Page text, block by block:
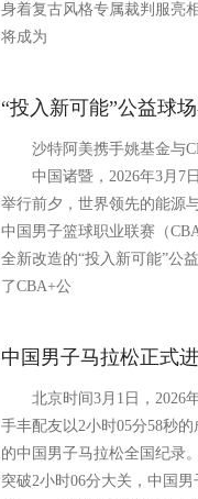
身着复古风格专属裁判服
将成为
“投入新可能”公益球
沙特阿美携手姚基金与
中国诸暨，2026年3月7
举行前夕，世界领先的能源
中国男子篮球职业联赛（
全新改造的“投入新可能”
了CBA+公
中国男子马拉松正式
北京时间3月1日，2026
手丰配友以2小时05分58秒
的中国男子马拉松全国纪录
突破2小时06分大关，中国